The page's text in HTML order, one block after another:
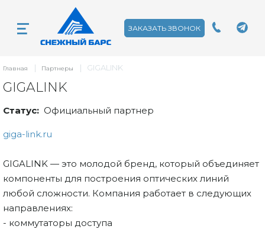
ЗАКАЗАТЬ ЗВОНОК
Главная | Партнеры | GIGALINK
GIGALINK
Статус: Официальный партнер
giga-link.ru
GIGALINK — это молодой бренд, который объединяет
компоненты для построения оптических линий
любой сложности. Компания работает в следующих
направлениях:
- коммутаторы доступа